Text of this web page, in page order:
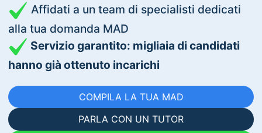
Affidati a un team di specialisti dedicati
alla tua domanda MAD
Servizio garantito: migliaia di candidati
hanno già ottenuto incarichi
COMPILA LA TUA MAD
PARLA CON UN TUTOR